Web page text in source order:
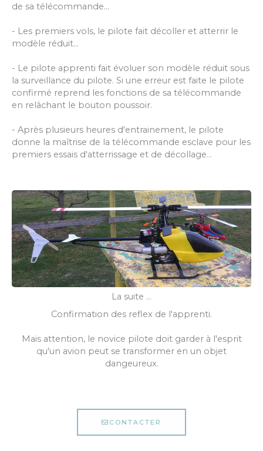
de sa télécommande...
- Les premiers vols, le pilote fait décoller et atterrir le
modèle réduit...
- Le pilote apprenti fait évoluer son modèle réduit sous
la surveillance du pilote. Si une erreur est faite le pilote
confirmé reprend les fonctions de sa télécommande
en relâchant le bouton poussoir.
- Après plusieurs heures d'entrainement, le pilote
donne la maîtrise de la télécommande esclave pour les
premiers essais d'atterrissage et de décollage...
La suite ...
Confirmation des reflex de l'apprenti.
Mais attention, le novice pilote doit garder à l'esprit
qu'un avion peut se transformer en un objet
dangeureux.
CONTACTER